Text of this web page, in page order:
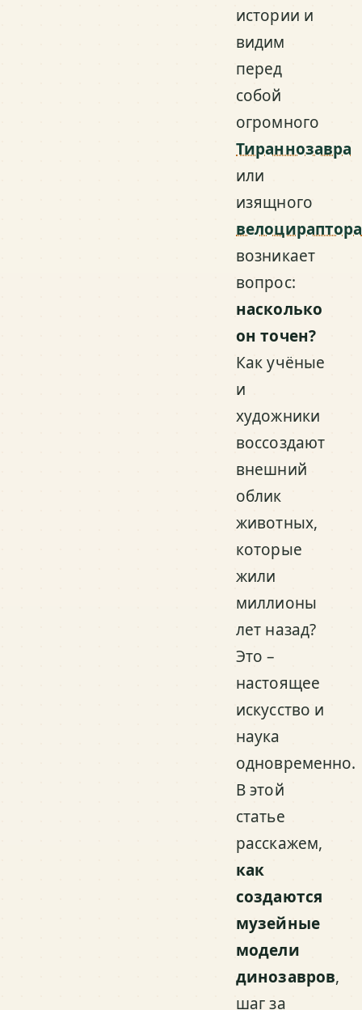
истории и
видим
перед
собой
огромного
Тираннозавра
или
изящного
велоцираптора
возникает
вопрос:
насколько
он точен?
Как учёные
и
художники
воссоздают
внешний
облик
животных,
которые
жили
миллионы
лет назад?
Это –
настоящее
искусство и
наука
одновременно.
В этой
статье
расскажем,
как
создаются
музейные
модели
динозавров,
шаг за